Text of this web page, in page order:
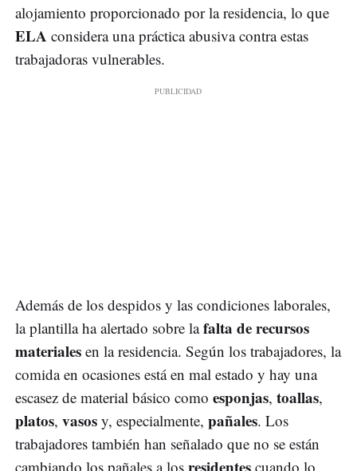
alojamiento proporcionado por la residencia, lo que
ELA considera una práctica abusiva contra estas
trabajadoras vulnerables.
Además de los despidos y las condiciones laborales,
la plantilla ha alertado sobre lafalta de recursos
materiales en la residencia. Según los trabajadores, la
comida en ocasiones está en mal estado y hay una
escasez de material básico como esponjas, toallas,
platos, vasos y, especialmente, pañales. Los
trabajadores también han señalado que no se están
cambiando los pañales a los residentes cuando lo